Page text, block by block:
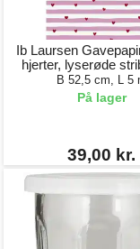
Ib Laursen
hjerter, lyserøde
B 52,5 cm, L 5
På lager
39,00 kr.